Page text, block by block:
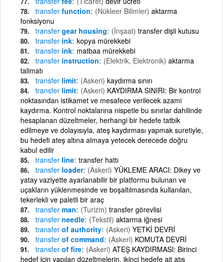
transfer function (Nükleer Bilimler) aktarma
fonksiyonu
transfer gear housing (İnşaat) transfer dişli kutusu
transfer ink kopya mürekkebi
transfer ink matbaa mürekkebi
transfer instruction (Elektrik, Elektronik) aktarma
talimatı
transfer limit (Askeri) kaydırma sınırı
transfer limit (Askeri) KAYDIRMA SINIRI: Bir kontrol
noktasından istikamet ve mesafece verilecek azami
kaydırma. Kontrol noktalarına nispetle bu sınırlar dahilinde
hesaplanan düzeltmeler, herhangi bir hedefe tatbik
edilmeye ve dolayısıyla, ateş kaydırması yapmak suretiyle,
bu hedefi ateş altına almaya yetecek derecede doğru
kabul edilir
transfer line transfer hattı
transfer loader (Askeri) YÜKLEME ARACI: Dikey ve
yatay vaziyette ayarlanabilir bir platformu bulunan ve
uçakların yüklenmesinde ve boşaltılmasında kullanılan,
tekerlekli ve paletli bir araç
transfer man (Turizm) transfer görevlisi
transfer needle (Tekstil) aktarma iğnesi
transfer of authority (Askeri) YETKİ DEVRİ
transfer of command (Askeri) KOMUTA DEVRİ
transfer of fire (Askeri) ATEŞ KAYDIRMASI: Birinci
hedef için yapılan düzeltmelerin, ikinci hedefe ait atış